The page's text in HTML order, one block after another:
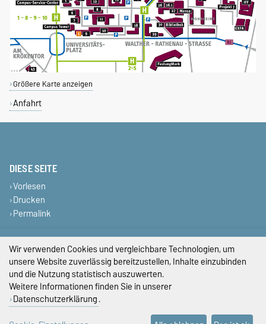
Größere Karte anzeigen
Anfahrt
DIESE SEITE
Vorlesen
Drucken
Permalink
Datenschutz
Barrierefreiheit
Cookie-Einstellungen
Wir verwenden Cookies und vergleichbare Technologien, um
unsere Website zuverlässig bereitzustellen, Inhalte einzubinden
und die Nutzung statistisch auszuwerten.
Weitere Informationen finden Sie in unserer
Datenschutzerklärung.